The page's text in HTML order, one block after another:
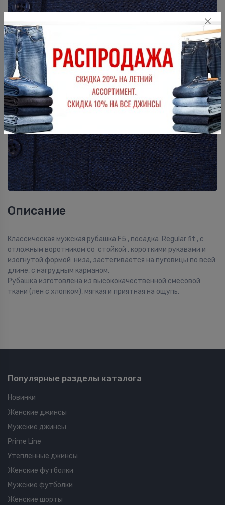
Описание
Классическая мужская рубашка F5 , посадка Regular fit , с
отложным воротником со стойкой , короткими рукавами и
изогнутой формой низа, застегивается на пуговицы по всей
длине, с нагрудным карманом.
Рубашка изготовлена из высококачественной смесовой
ткани (лен с хлопком), мягкая и приятная на ощупь.
Популярные разделы каталога
Новинки
Женские джинсы
Мужские джинсы
Prime Line
Утепленные джинсы
Женские футболки
Мужские футболки
Женские шорты